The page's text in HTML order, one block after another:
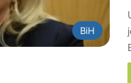
BiH